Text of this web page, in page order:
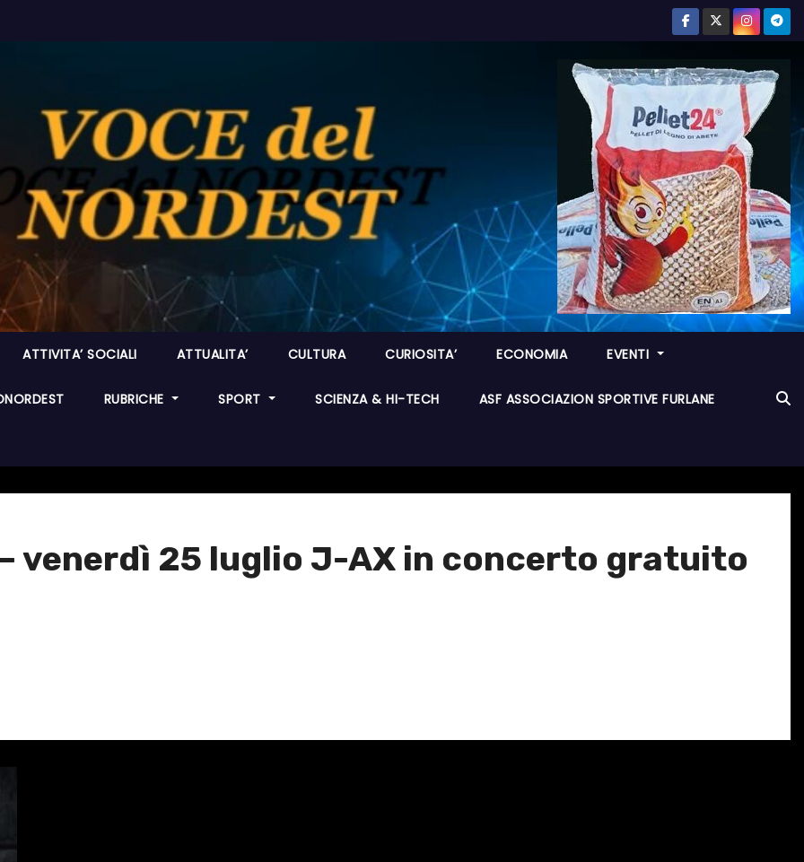
ATTIVITA’ SOCIALI ATTUALITA’ CULTURA CURIOSITA’ ECONOMIA EVENTI
RUBRICHE SPORT SCIENZA & HI-TECH ASF ASSOCIAZION SPORTIVE FURLANE
– venerdì 25 luglio J-AX in concerto gratuito